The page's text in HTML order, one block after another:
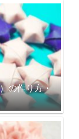
の作り方・